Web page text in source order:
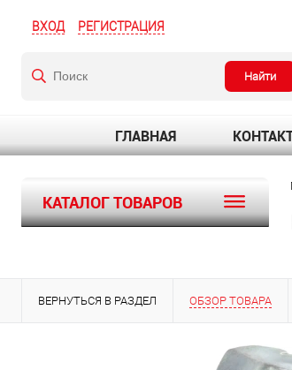
ВХОД РЕГИСТРАЦИЯ
Найти
ГЛАВНАЯ
КАТАЛОГ ТОВАРОВ
ВЕРНУТЬСЯ В РАЗДЕЛ ОБЗОР ТОВАРА